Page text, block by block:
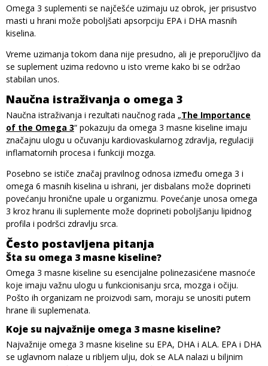
Omega 3 suplementi se najčešće uzimaju uz obrok, jer prisustvo
masti u hrani može poboljšati apsorpciju EPA i DHA masnih
kiselina.
Vreme uzimanja tokom dana nije presudno, ali je preporučljivo da
se suplement uzima redovno u isto vreme kako bi se održao
stabilan unos.
Naučna istraživanja o omega 3
Naučna istraživanja i rezultati naučnog rada „The Importance
of the Omega 3“ pokazuju da omega 3 masne kiseline imaju
značajnu ulogu u očuvanju kardiovaskularnog zdravlja, regulaciji
inflamatornih procesa i funkciji mozga.
Posebno se ističe značaj pravilnog odnosa između omega 3 i
omega 6 masnih kiselina u ishrani, jer disbalans može doprineti
povećanju hronične upale u organizmu. Povećanje unosa omega
3 kroz hranu ili suplemente može doprineti poboljšanju lipidnog
profila i podršci zdravlju srca.
Često postavljena pitanja
Šta su omega 3 masne kiseline?
Omega 3 masne kiseline su esencijalne polinezasićene masnoće
koje imaju važnu ulogu u funkcionisanju srca, mozga i očiju.
Pošto ih organizam ne proizvodi sam, moraju se unositi putem
hrane ili suplemenata.
Koje su najvažnije omega 3 masne kiseline?
Najvažnije omega 3 masne kiseline su EPA, DHA i ALA. EPA i DHA
se uglavnom nalaze u ribljem ulju, dok se ALA nalazi u biljnim